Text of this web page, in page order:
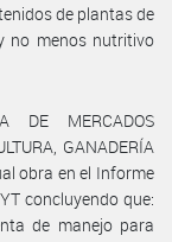
de plantas de
no menos nutritivo
DE MERCADOS
GANADERÍA
obra en el Informe
concluyendo que:
de manejo para